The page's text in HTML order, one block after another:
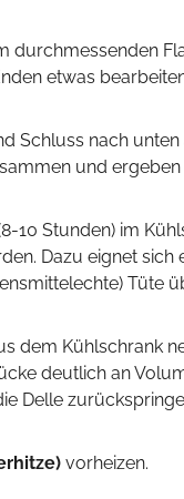
etwas
und
Dazu eignet
Tüte
deutlich an
Delle
vorheizen.